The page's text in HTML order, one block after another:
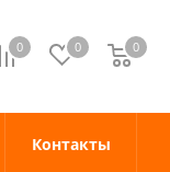
0 0 0
Контакты